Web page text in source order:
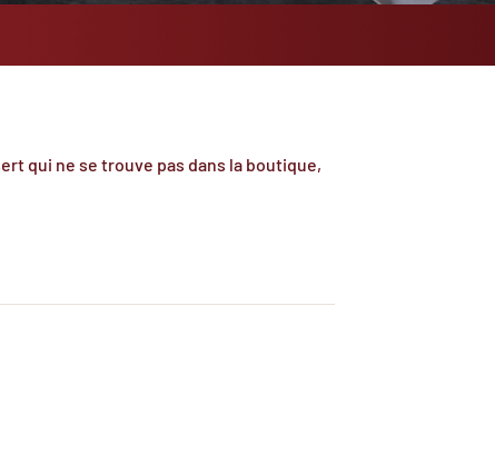
qui ne se trouve pas dans la boutique,